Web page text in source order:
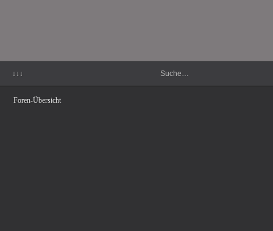
↓↓↓
Foren-Übersicht